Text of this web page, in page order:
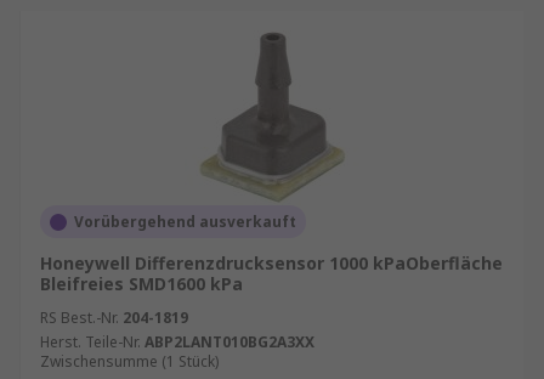
Vorübergehend ausverkauft
Honeywell Differenzdrucksensor 1000 kPaOberfläche
Bleifreies SMD1600 kPa
RS Best.-Nr. 204-1819
Herst. Teile-Nr. ABP2LANT010BG2A3XX
Zwischensumme (1 Stück)